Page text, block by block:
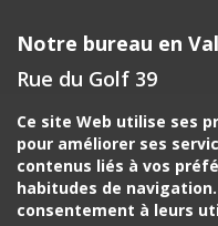
Ce site Web utilise ses
pour améliorer ses
contenus liés à vos
habitudes de
consentement à leurs
Notre bureau en
Rue du Golf 39
1971 Grimisuat
+41-27-588-00-72
Votre contact à